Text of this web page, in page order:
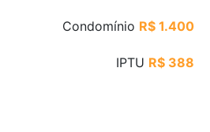
Condomínio R$ 1.400
IPTU R$ 388